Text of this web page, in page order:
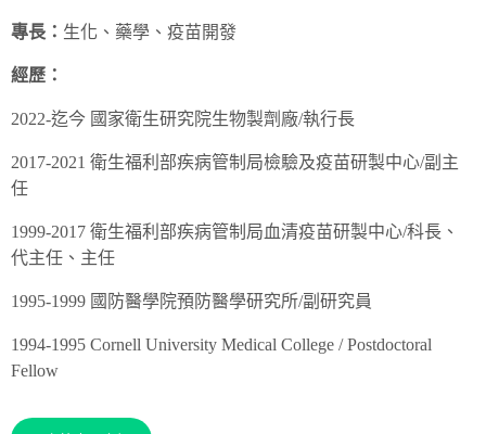
專長： 生化、藥學、疫苗開發
經歷：
2022-迄今 國家衛生研究院生物製劑廠/執行長
2017-2021 衛生福利部疾病管制局檢驗及疫苗研製中心/副主
任
1999-2017 衛生福利部疾病管制局血清疫苗研製中心/科長、
代主任、主任
1995-1999 國防醫學院預防醫學研究所/副研究員
1994-1995 Cornell University Medical College / Postdoctoral
Fellow